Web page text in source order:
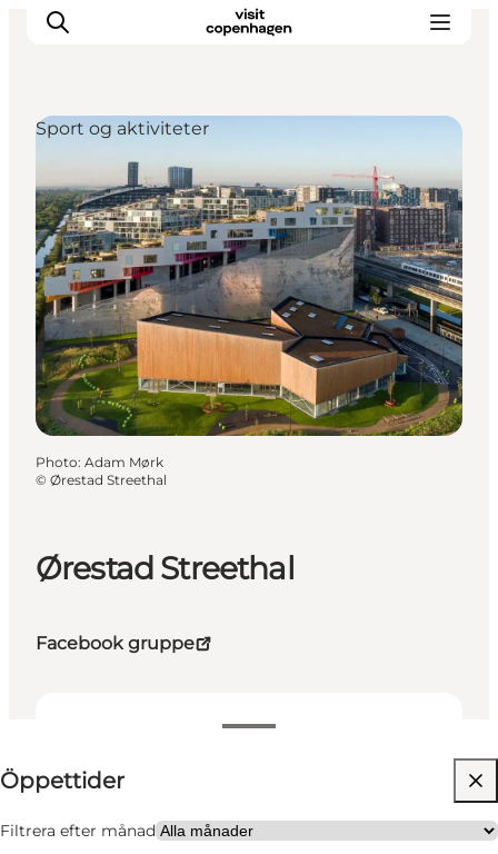
Aktiviteter
Mat och dryck
Planera din resa
Ørestad Streethal
Facebook gruppe
View opening hours
Öppettider
Filtrera efter månad
Visit website
Sport og aktiviteter
Photo: Adam Mørk
© Ørestad Streethal